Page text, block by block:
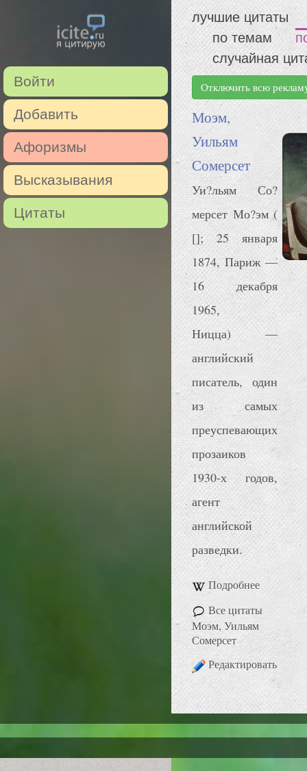
Войти
Добавить
Афоризмы
Высказывания
Цитаты
лучшие цитаты
по темам
случайная
Отключить всю
Моэм,
Уильям
Сомерсет
Уи?льям Со?
мерсет Мо?эм (
[]; 25 января
1874, Париж —
16 декабря
1965,
Ницца) —
английский
писатель, один
из самых
преуспевающих
прозаиков
1930-х годов,
агент
английской
разведки.
Подробнее
Все цитаты
Моэм, Уильям
Сомерсет
Редактировать